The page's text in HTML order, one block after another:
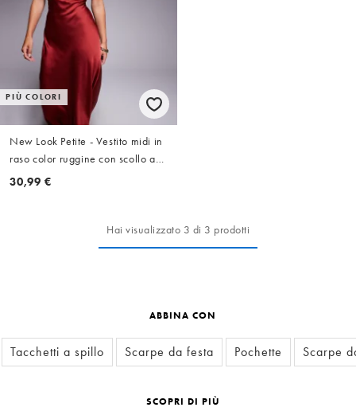
PIÙ COLORI
New Look Petite - Vestito midi in
raso color ruggine con scollo ad
anello
30,99 €
Hai visualizzato 3 di 3 prodotti
ABBINA CON
Tacchetti a spillo Scarpe da festa Pochette Scarpe
SCOPRI DI PIÙ